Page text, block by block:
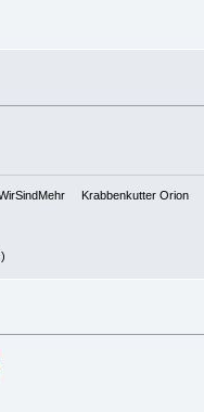
WirSindMehr Krabbenkutter Orion